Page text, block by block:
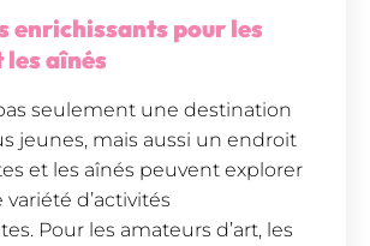
enrichissants pour les
les aînés
seulement une destination
jeunes, mais aussi un endroit
et les aînés peuvent explorer
d’activités
Pour les amateurs d’art, les